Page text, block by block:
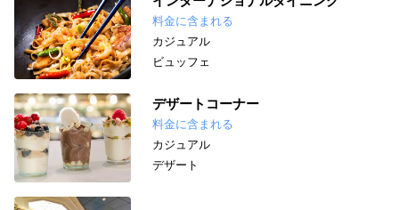
料金に含まれる
カジュアル
ビュッフェ
デザートコーナー
料金に含まれる
カジュアル
デザート